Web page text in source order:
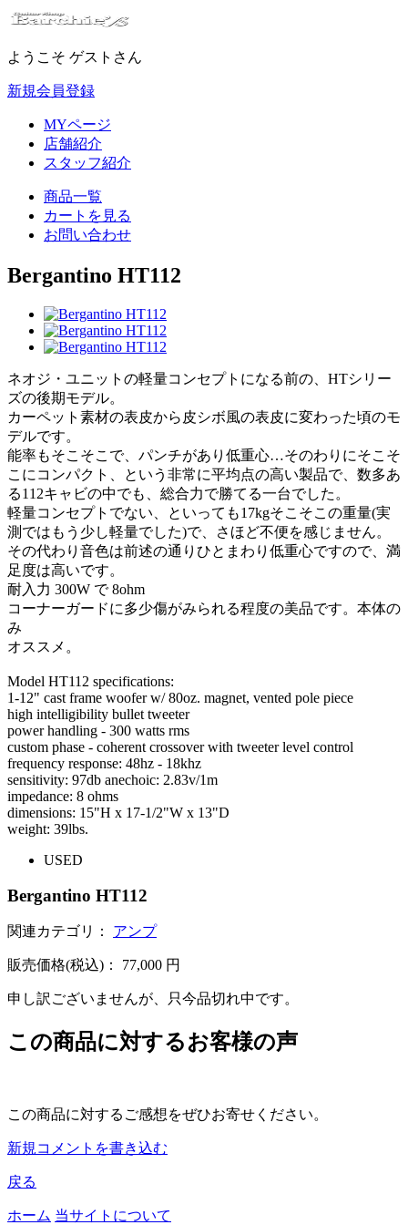
ようこそ ゲストさん
新規会員登録
MYページ
店舗紹介
スタッフ紹介
商品一覧
カートを見る
お問い合わせ
Bergantino HT112
ネオジ・ユニットの軽量コンセプトになる前の、HTシリー
ズの後期モデル。
カーペット素材の表皮から皮シボ風の表皮に変わった頃のモ
デルです。
能率もそこそこで、パンチがあり低重心…そのわりにそこそ
こにコンパクト、という非常に平均点の高い製品で、数多あ
る112キャビの中でも、総合力で勝てる一台でした。
軽量コンセプトでない、といっても17kgそこそこの重量(実
測ではもう少し軽量でした)で、さほど不便を感じません。
その代わり音色は前述の通りひとまわり低重心ですので、満
足度は高いです。
耐入力 300W で 8ohm
コーナーガードに多少傷がみられる程度の美品です。本体の
み
オススメ。
Model HT112 specifications:
1-12" cast frame woofer w/ 80oz. magnet, vented pole piece
high intelligibility bullet tweeter
power handling - 300 watts rms
custom phase - coherent crossover with tweeter level control
frequency response: 48hz - 18khz
sensitivity: 97db anechoic: 2.83v/1m
impedance: 8 ohms
dimensions: 15"H x 17-1/2"W x 13"D
weight: 39lbs.
USED
Bergantino HT112
関連カテゴリ： アンプ
販売価格(税込)： 77,000 円
申し訳ございませんが、只今品切れ中です。
この商品に対するお客様の声
この商品に対するご感想をぜひお寄せください。
新規コメントを書き込む
戻る
ホーム 当サイトについて